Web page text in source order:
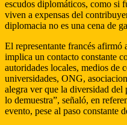
escudos diplomáticos, como si
viven a expensas del
diplomacia no es una cena de
El representante francés afirmó
implica un contacto constante
autoridades locales, medios de
universidades, ONG,
alegra ver que la diversidad del
lo demuestra”, señaló, en
evento, pese al paso constante